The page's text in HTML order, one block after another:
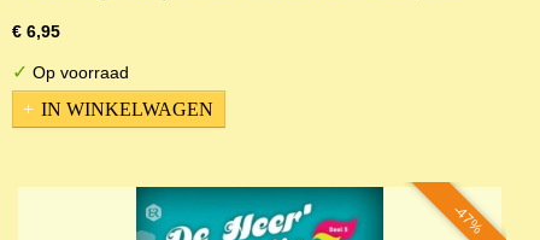
€ 6,95
✓ Op voorraad
IN WINKELWAGEN
-47%